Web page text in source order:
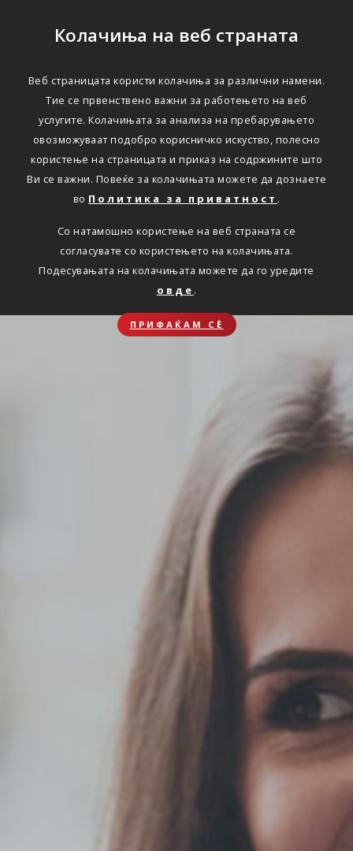
Колачиња на веб страната
Веб страницата користи колачиња за различни намени.
Тие се првенствено важни за работењето на веб
услугите. Колачињата за анализа на пребарувањето
овозможуваат подобро корисничко искуство, полесно
користење на страницата и приказ на содржините што
Ви се важни. Повеќе за колачињата можете да дознаете
во Политика за приватност .
Со натамошно користење на веб страната се
согласувате со користењето на колачињата.
Подесувањата на колачињата можете да го уредите
овде .
ПРИФАЌАМ СЀ